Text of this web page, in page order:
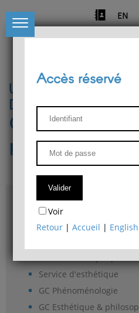
EN
Université de Liège
Département de
Centre de
Accès & plans
Bibliothèque du
Service d'esthétique
GC Phénoménologie
GC Esthétique &
Accès réservé
Voir
Retour |Accueil | English